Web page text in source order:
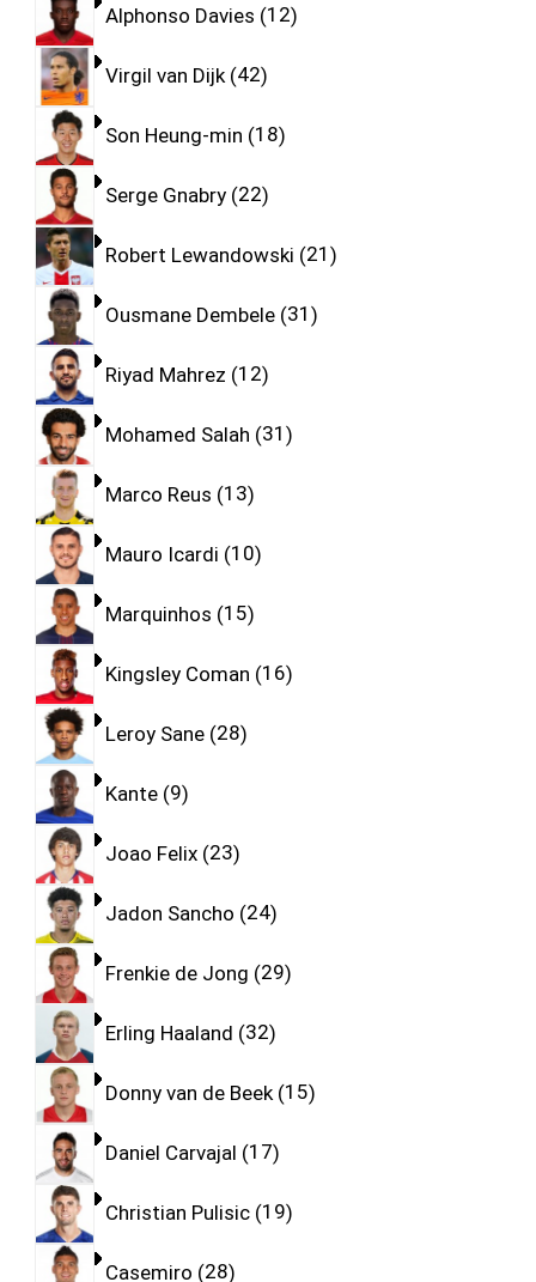
Alphonso Davies 12
Virgil van Dijk 42
Son Heung-min 18
Serge Gnabry 22
Robert Lewandowski 21
Ousmane Dembele 31
Riyad Mahrez 12
Mohamed Salah 31
Marco Reus 13
Mauro Icardi 10
Marquinhos 15
Kingsley Coman 16
Leroy Sane 28
Kante 9
Joao Felix 23
Jadon Sancho 24
Frenkie de Jong 29
Erling Haaland 32
Donny van de Beek 15
Daniel Carvajal 17
Christian Pulisic 19
Casemiro 28